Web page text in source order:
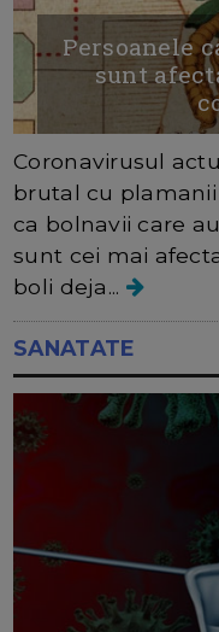
Persoanele
sunt
Coronavirusul
brutal cu
ca bolnavii care
sunt cei mai
boli deja...
SANATATE